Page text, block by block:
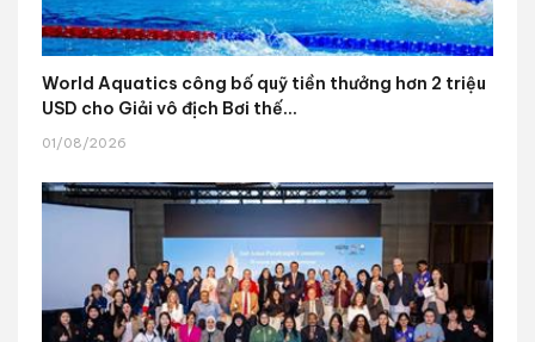
World Aquatics công bố quỹ tiền thưởng hơn 2 triệu
USD cho Giải vô địch Bơi thế...
01/08/2026